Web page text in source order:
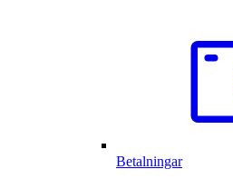
Betalningar